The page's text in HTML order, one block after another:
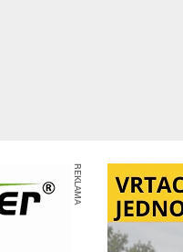
REKLAMA